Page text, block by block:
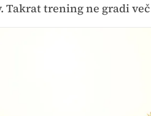
trening ne gradi